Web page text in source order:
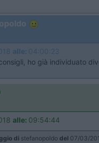
alle: 04:00:23
ho già individuato
alle: 09:54:44
di stefanopoldo del 07/03/